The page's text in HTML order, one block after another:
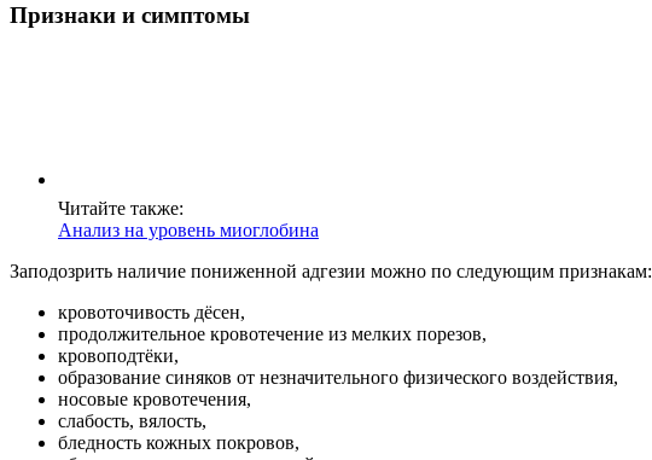
Признаки и симптомы
Читайте также:
Анализ на уровень миоглобина
Заподозрить наличие пониженной адгезии можно по следующим признакам:
кровоточивость дёсен,
продолжительное кровотечение из мелких порезов,
кровоподтёки,
образование синяков от незначительного физического воздействия,
носовые кровотечения,
слабость, вялость,
бледность кожных покровов,